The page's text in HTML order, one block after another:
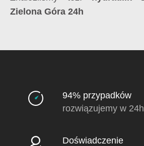
Zielona Góra 24h
94% przypadków
rozwiązujemy w 24h
Doświadczenie